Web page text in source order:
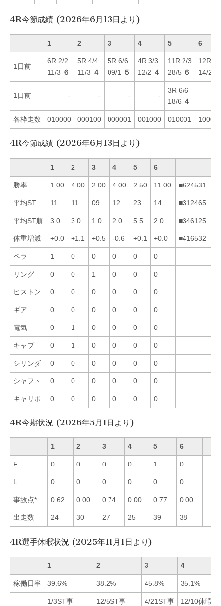
4R今節成績 (2026年6月13日より)
1 2 3 4 5 6
1日前
6R 2/2
11/3 ６
5R 4/4
11/3 ４
5R 6/6
09/1
５
4R 3/3
12/2 ４
11R 2/3
28/5 ６
12R 1/
14/2
1日前 ———- ———- ———- ———-
3R 6/6
18/6 ４
———-
各枠走数 010000 000100 000001 001000 010001
4R今節成績 (2026年6月13日より)
1 2 3 4 5 6
勝率 1.00 4.00 2.00 4.00 2.50 11.00 ■624531
平均ST 11 11 09 12 23 14 ■312465
平均ST順 3.0 3.0 1.0 2.0 5.5 2.0 ■346125
体重増減 +0.0 +1.1 +0.5 -0.6 +0.1 +0.0 ■416532
ペラ 1 0 0 0 0 0
リング 0 0 1 0 0 0
ピストン 0 0 0 0 0 0
ギア 0 0 0 0 0 0
電気 0 1 0 0 0 0
キャブ 0 1 0 0 0 0
シリンダ 0 0 0 0 0 0
シャフト 0 0 0 0 0 0
キャリボ 0 0 0 0 0 0
4R今期状況 (2026年5月1日より)
1 2 3 4 5 6
F 0 0 0 0 1 0
L 0 0 0 0 0 0
事故点* 0.62 0.00 0.74 0.00 0.77 0.00
出走数 24 30 27 25 39 38
4R選手休暇状況 (2025年11月1日より)
1 2 3 4
稼働日率 39.6% 38.2% 45.8% 35.1%
1/3ST事
12/5ST事
4/21ST事
12/10休暇